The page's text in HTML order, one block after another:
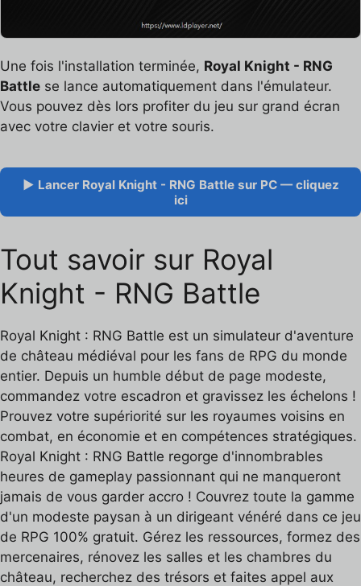
Une fois l'installation terminée, Royal Knight - RNG
Battle se lance automatiquement dans l'émulateur.
Vous pouvez dès lors profiter du jeu sur grand écran
avec votre clavier et votre souris.
▶ Lancer Royal Knight - RNG Battle sur PC — cliquez
ici
Tout savoir sur Royal
Knight - RNG Battle
Royal Knight : RNG Battle est un simulateur d'aventure
de château médiéval pour les fans de RPG du monde
entier. Depuis un humble début de page modeste,
commandez votre escadron et gravissez les échelons !
Prouvez votre supériorité sur les royaumes voisins en
combat, en économie et en compétences stratégiques.
Royal Knight : RNG Battle regorge d'innombrables
heures de gameplay passionnant qui ne manqueront
jamais de vous garder accro ! Couvrez toute la gamme
d'un modeste paysan à un dirigeant vénéré dans ce jeu
de RPG 100% gratuit. Gérez les ressources, formez des
mercenaires, rénovez les salles et les chambres du
château, recherchez des trésors et faites appel aux